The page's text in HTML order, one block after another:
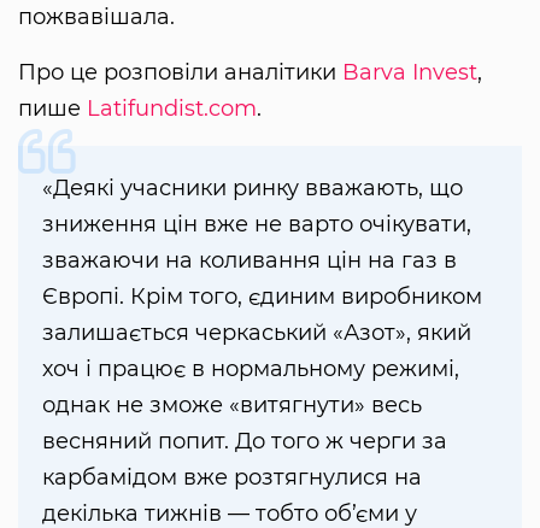
пожвавішала.
Про це розповіли аналітики Barva Invest,
пише Latifundist.com.
«Деякі учасники ринку вважають, що
зниження цін вже не варто очікувати,
зважаючи на коливання цін на газ в
Європі. Крім того, єдиним виробником
залишається черкаський «Азот», який
хоч і працює в нормальному режимі,
однак не зможе «витягнути» весь
весняний попит. До того ж черги за
карбамідом вже розтягнулися на
декілька тижнів — тобто об’єми у